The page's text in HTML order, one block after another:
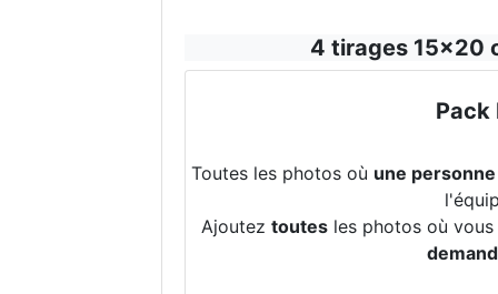
4 tirages 15x20
Pack
Toutes les photos où une personne
Ajoutez toutes les photos où